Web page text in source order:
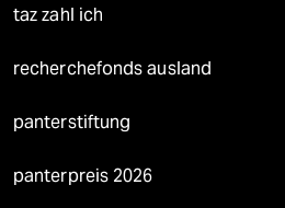
taz zahl ich
recherchefonds ausland
panterstiftung
panterpreis 2026